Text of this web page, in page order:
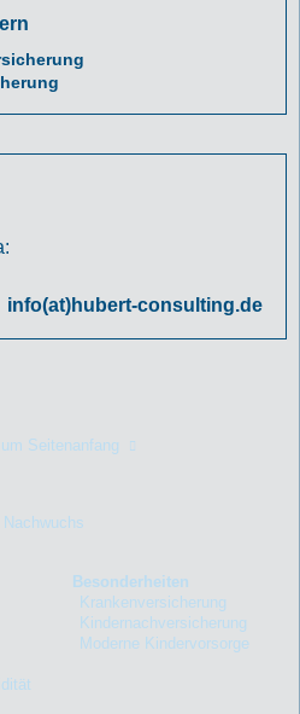
info(at)hubert-consulting.de
Seitenanfang
Besonderheiten
Krankenversicherung
Kindernachversicherung
Moderne Kindervorsorge